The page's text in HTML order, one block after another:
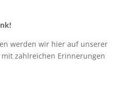
werden wir hier auf unserer
zahlreichen Erinnerungen